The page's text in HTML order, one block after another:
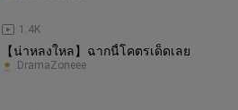
1.4K
【น่าหลงใหล】ฉากนี้โคตรเด็ดเลย
DramaZoneee